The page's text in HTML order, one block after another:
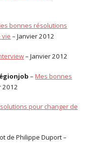
bonnes résolutions
vie – Janvier 2012
– Janvier 2012
–Mes bonnes
2012
pour changer de
de Philippe Duport –